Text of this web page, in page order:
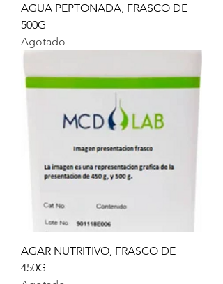
AGUA PEPTONADA, FRASCO DE
500G
Agotado
AGAR NUTRITIVO, FRASCO DE
450G